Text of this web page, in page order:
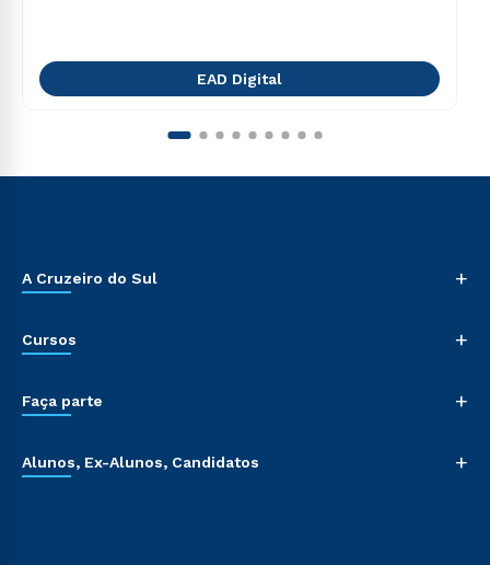
EAD Digital
A Cruzeiro do Sul +
Cursos +
Faça parte +
Alunos, Ex-Alunos, Candidatos +